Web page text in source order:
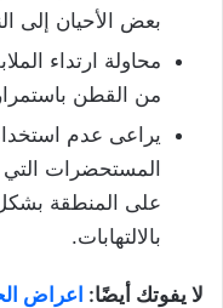
بعض الأحيان إلى
محاولة ارتداء
من القطن
يراعى عدم
المستحضرات التي
على المنطقة بشكل
بالالتهابات.
لا يفوتك أيضًا: اعراض